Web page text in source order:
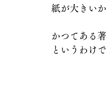
紙が大きい
かつてある
というわけ